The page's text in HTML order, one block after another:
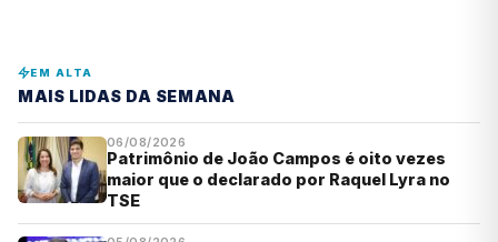
EM ALTA
MAIS LIDAS DA SEMANA
06/08/2026
Patrimônio de João Campos é oito vezes
maior que o declarado por Raquel Lyra no
TSE